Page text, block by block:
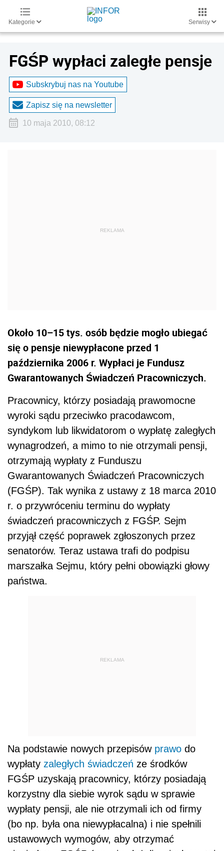
Kategorie Serwisy
FGŚP wypłaci zaległe pensje
Subskrybuj nas na Youtube
Zapisz się na newsletter
10 maja 2010, 08:12
Około 10–15 tys. osób będzie mogło ubiegać
się o pensje niewypłacone przed 1
października 2006 r. Wypłaci je Fundusz
Gwarantowanych Świadczeń Pracowniczych.
Pracownicy, którzy posiadają prawomocne
wyroki sądu przeciwko pracodawcom,
syndykom lub likwidatorom o wypłatę zaległych
wynagrodzeń, a mimo to nie otrzymali pensji,
otrzymają wypłaty z Funduszu
Gwarantowanych Świadczeń Pracowniczych
(FGŚP). Tak wynika z ustawy z 18 marca 2010
r. o przywróceniu terminu do wypłaty
świadczeń pracowniczych z FGŚP. Sejm
przyjął część poprawek zgłoszonych przez
senatorów. Teraz ustawa trafi do podpisu
marszałka Sejmu, który pełni obowiązki głowy
państwa.
REKLAMA
Na podstawie nowych przepisów prawo do
wypłaty zaległych świadczeń ze środków
FGŚP uzyskają pracownicy, którzy posiadają
korzystny dla siebie wyrok sądu w sprawie
wypłaty pensji, ale nie otrzymali ich od firmy
(bo np. była ona niewypłacalna) i nie spełnili
ustawowych wymogów, aby otrzymać